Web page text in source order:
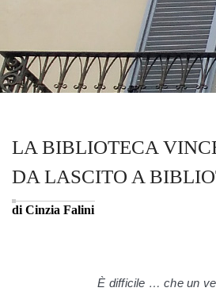
LA BIBLIOTECA
DA LASCITO A
di Cinzia Falini
È difficile … che un